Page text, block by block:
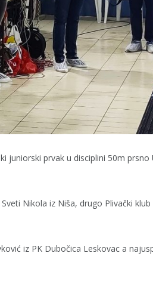
juniorski prvak u disciplini 50m prsno
Nikola iz Niša, drugo Plivački
iz PK Dubočica Leskovac a